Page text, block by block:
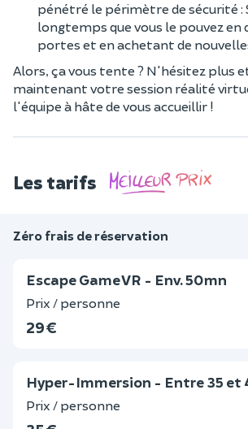
pénétré le périmètre de sécurité :
longtemps que vous le pouvez en
portes et en achetant de
Alors, ça vous tente ? N'hésitez plus
maintenant votre session réalité
l'équipe à hâte de vous accueillir !
Les tarifs
Zéro frais de réservation
Escape Game VR - Env. 50mn
Prix / personne
29 €
Hyper-Immersion - Entre 35 et
Prix / personne